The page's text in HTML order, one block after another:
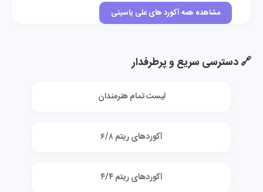
مشاهده همه آکورد های علی یاسینی
🔗 دسترسی سریع و پرطرفدار
لیست تمام هنرمندان
آکوردهای ریتم ۶/۸
آکوردهای ریتم ۴/۴